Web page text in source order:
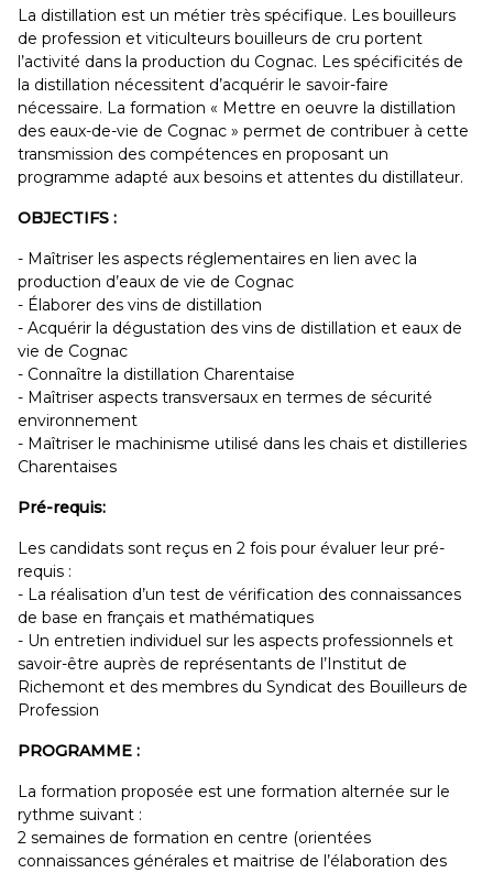
La distillation est un métier très spécifique. Les bouilleurs
de profession et viticulteurs bouilleurs de cru portent
l’activité dans la production du Cognac. Les spécificités de
la distillation nécessitent d’acquérir le savoir-faire
nécessaire. La formation « Mettre en oeuvre la distillation
des eaux-de-vie de Cognac » permet de contribuer à cette
transmission des compétences en proposant un
programme adapté aux besoins et attentes du distillateur.
OBJECTIFS :
- Maîtriser les aspects réglementaires en lien avec la
production d’eaux de vie de Cognac
- Élaborer des vins de distillation
- Acquérir la dégustation des vins de distillation et eaux de
vie de Cognac
- Connaître la distillation Charentaise
- Maîtriser aspects transversaux en termes de sécurité
environnement
- Maîtriser le machinisme utilisé dans les chais et distilleries
Charentaises
Pré-requis:
Les candidats sont reçus en 2 fois pour évaluer leur pré-
requis :
- La réalisation d’un test de vérification des connaissances
de base en français et mathématiques
- Un entretien individuel sur les aspects professionnels et
savoir-être auprès de représentants de l’Institut de
Richemont et des membres du Syndicat des Bouilleurs de
Profession
PROGRAMME :
La formation proposée est une formation alternée sur le
rythme suivant :
2 semaines de formation en centre (orientées
connaissances générales et maitrise de l’élaboration des